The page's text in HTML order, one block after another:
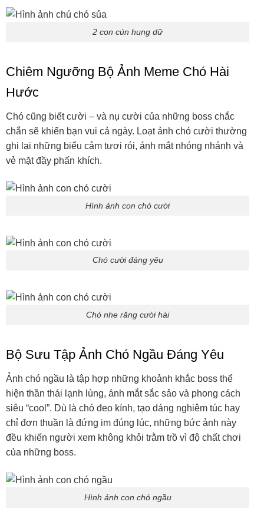
2 con cún hung dữ
Chiêm Ngưỡng Bộ Ảnh Meme Chó Hài
Hước
Chó cũng biết cười – và nụ cười của những boss chắc
chắn sẽ khiến bạn vui cả ngày. Loạt ảnh chó cười thường
ghi lại những biểu cảm tươi rói, ánh mắt nhóng nhánh và
vẻ mặt đầy phấn khích.
Hình ảnh con chó cười
Chó cười đáng yêu
Chó nhe răng cười hài
Bộ Sưu Tập Ảnh Chó Ngầu Đáng Yêu
Ảnh chó ngầu là tập hợp những khoảnh khắc boss thể
hiện thần thái lạnh lùng, ánh mắt sắc sảo và phong cách
siêu “cool”. Dù là chó đeo kính, tạo dáng nghiêm túc hay
chỉ đơn thuần là đứng im đúng lúc, những bức ảnh này
đều khiến người xem không khỏi trằm trồ vì độ chất chơi
của những boss.
Hình ảnh con chó ngầu